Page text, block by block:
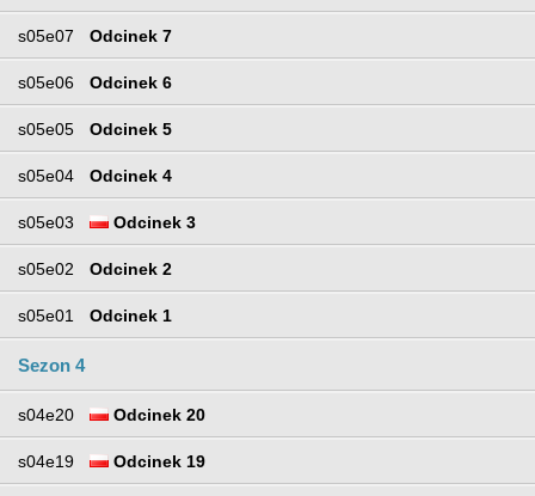
s05e07 Odcinek 7
s05e06 Odcinek 6
s05e05 Odcinek 5
s05e04 Odcinek 4
s05e03 Odcinek 3
s05e02 Odcinek 2
s05e01 Odcinek 1
Sezon 4
s04e20 Odcinek 20
s04e19 Odcinek 19